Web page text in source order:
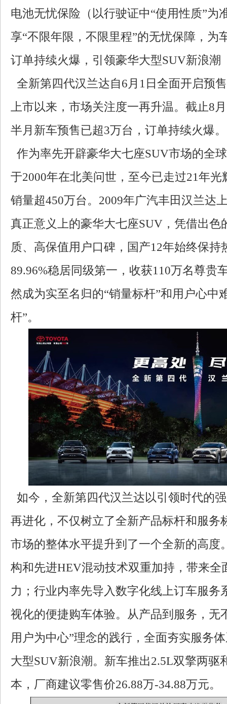
电池无忧保险（以行驶证中“使用性质”为
享“不限年限，不限里程”的无忧保障，为
订单持续火爆，引领豪华大型SUV新浪潮
全新第四代汉兰达自6月1日全面开启预
上市以来，市场关注度一再升温。截止8
半月新车预售已超3万台，订单持续火爆。
作为率先开辟豪华大七座SUV市场的全
于2000年在北美问世，至今已走过21年
销量超450万台。2009年广汽丰田汉兰达
真正意义上的豪华大七座SUV，凭借出色
质、高保值用户口碑，国产12年始终保持
89.96%稳居同级第一，收获110万名尊贵
然成为实至名归的“销量标杆”和用户心中
杆”。
如今，全新第四代汉兰达以引领时代的
再进化，不仅树立了全新产品标杆和服务
市场的整体水平提升到了一个全新的高度
构和先进HEV混动技术双重加持，带来全
力；行业内率先导入数字化线上订车服务
视化的便捷购车体验。从产品到服务，无
用户为中心”理念的践行，全面夯实服务
大型SUV新浪潮。新车推出2.5L双擎两驱
本，厂商建议零售价26.88万-34.88万元。